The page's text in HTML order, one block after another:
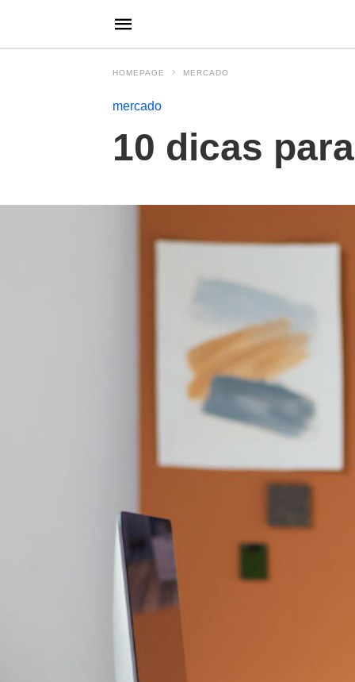
HOMEPAGE MERCADO
mercado
10 dicas